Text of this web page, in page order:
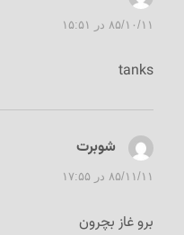
۸۵/۱۰/۱۱ در ۱۵:۵۱
tanks
شوبرت
۸۵/۱۱/۱۱ در ۱۷:۵۵
برو غاز بچرون